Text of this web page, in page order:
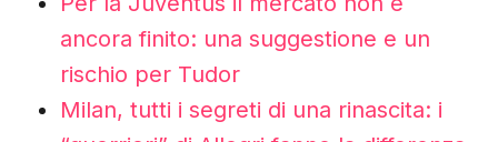
Per la Juventus il mercato non è
ancora finito: una suggestione e un
rischio per Tudor
Milan, tutti i segreti di una rinascita: i